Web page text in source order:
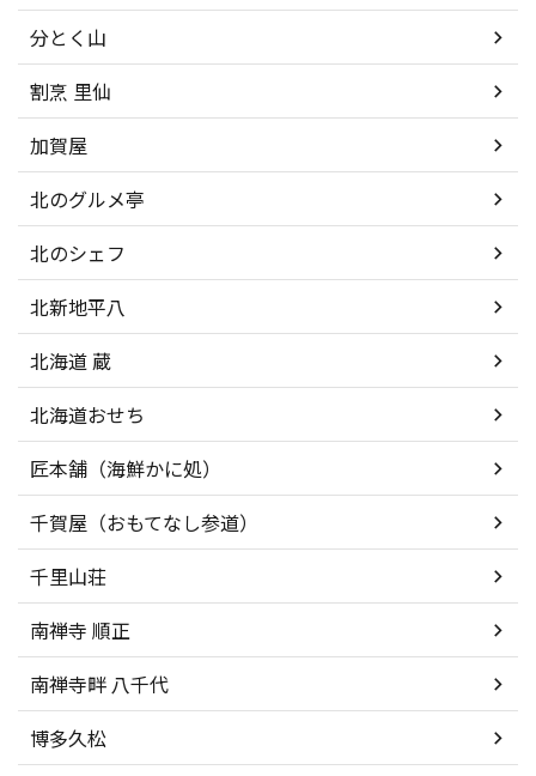
分とく山
割烹 里仙
加賀屋
北のグルメ亭
北のシェフ
北新地平八
北海道 蔵
北海道おせち
匠本舗（海鮮かに処）
千賀屋（おもてなし参道）
千里山荘
南禅寺 順正
南禅寺畔 八千代
博多久松